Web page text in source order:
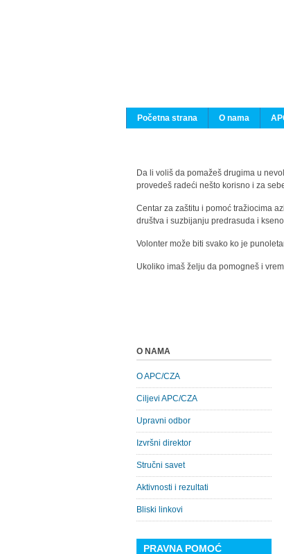
Početna strana
O nama
Da li voliš da pomažeš drugima u
provedeš radeći nešto korisno i za
Centar za zaštitu i pomoć tražiocima
društva i suzbijanju predrasuda i
Volonter može biti svako ko je
Ukoliko imaš želju da pomogneš i
O NAMA
O APC/CZA
Ciljevi APC/CZA
Upravni odbor
Izvršni direktor
Stručni savet
Aktivnosti i rezultati
Bliski linkovi
PRAVNA POMOĆ